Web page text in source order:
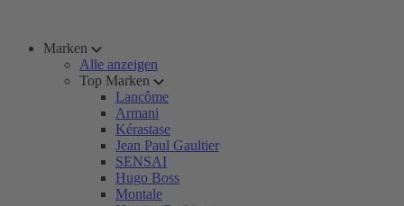
Marken
Alle anzeigen
Top Marken
Lancôme
Armani
Kérastase
Jean Paul Gaultier
SENSAI
Hugo Boss
Montale